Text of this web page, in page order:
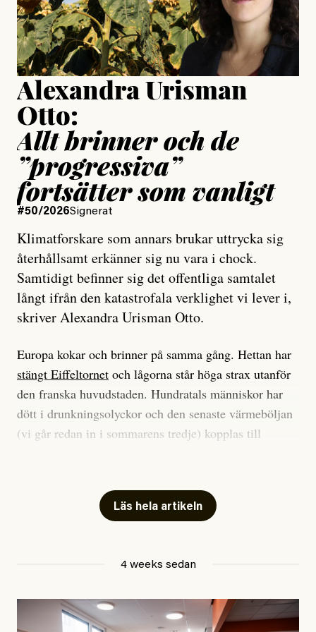
Publicerad15 July, 2026
Uppdaterad15 July, 2026
Alexandra Urisman
Otto:
Allt brinner och de
”progressiva”
fortsätter som vanligt
#50/2026Signerat
Klimatforskare som annars brukar uttrycka sig
återhållsamt erkänner sig nu vara i chock.
Samtidigt befinner sig det offentliga samtalet
långt ifrån den katastrofala verklighet vi lever i,
skriver Alexandra Urisman Otto.
Europa kokar och brinner på samma gång. Hettan har
stängt Eiffeltornet och lågorna står höga strax utanför
den franska huvudstaden. Hundratals människor har
dött i drunkningsolyckor och den senaste värmeböljan
(vi går redan in i sommarens tredje) kopplas till
Har du också panik i hettan? Känns det som en
mardröm? Bra, allt annat vore fullständigt orimligt.
att han brukar vara ganska återhållsam när han
september 2023, när de globala temperaturerna för
månaden visade sig vara hela 0,5 °C varmare än någon
Läs hela artikeln
4 weeks sedan